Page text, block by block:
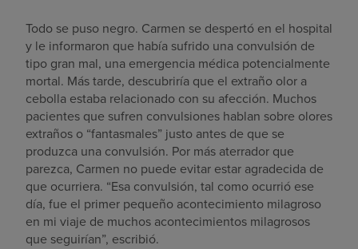
Todo se puso negro. Carmen se despertó en el hospital
y le informaron que había sufrido una convulsión de
tipo gran mal, una emergencia médica potencialmente
mortal. Más tarde, descubriría que el extraño olor a
cebolla estaba relacionado con su afección. Muchos
pacientes que sufren convulsiones hablan sobre olores
extraños o “fantasmales” justo antes de que se
produzca una convulsión. Por más aterrador que
parezca, Carmen no puede evitar estar agradecida de
que ocurriera. “Esa convulsión, tal como ocurrió ese
día, fue el primer pequeño acontecimiento milagroso
en mi viaje de muchos acontecimientos milagrosos
que seguirían”, escribió.